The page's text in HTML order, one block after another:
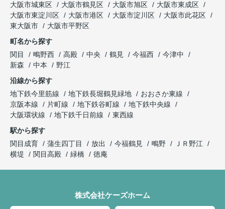
大阪市城東区
大阪市鶴見区 大阪市旭区
大阪市東成区
大阪市東淀川区
大阪市港区 大阪市淀川区
大阪市此花区
東大阪市
大阪市平野区
町名から探す
関目
鴫野西 高殿 中央 鶴見 今福西
今津中
新森
中本
野江
沿線から探す
地下鉄今里筋線
地下鉄長堀鶴見緑地
おおさか東線
京阪本線
片町線 地下鉄谷町線
地下鉄中央線
大阪環状線
地下鉄千日前線
東西線
駅から探す
関目成育
蒲生四丁目 放出 今福鶴見 鴫野
ＪＲ野江
横堤
関目高殿 緑橋 徳庵
株式会社ケーズホーム